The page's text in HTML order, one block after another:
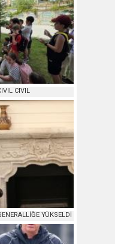
CIVIL
YÜKSELDİ